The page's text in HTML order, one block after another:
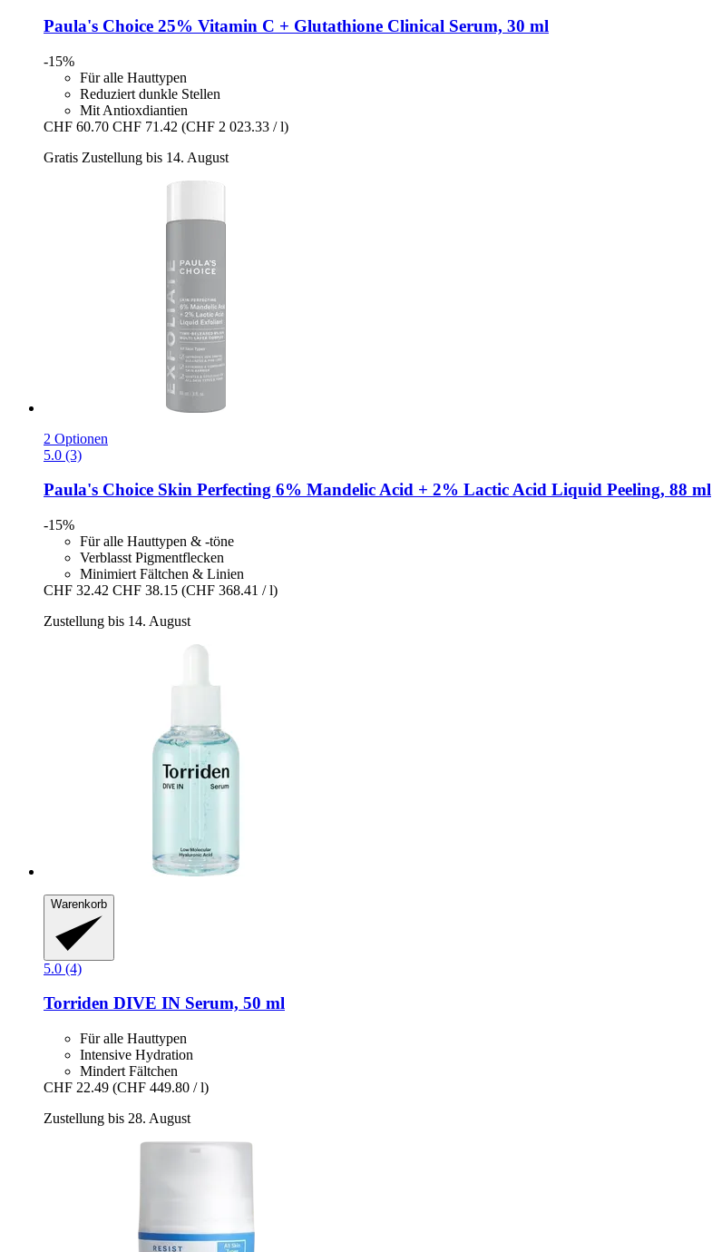
Paula's Choice 25% Vitamin C + Glutathione Clinical Serum, 30 ml
-15%
Für alle Hauttypen
Reduziert dunkle Stellen
Mit Antioxdiantien
CHF 60.70 CHF 71.42 (CHF 2 023.33 / l)
Gratis Zustellung bis 14. August
2 Optionen
5.0 (3)
Paula's Choice Skin Perfecting 6% Mandelic Acid + 2% Lactic Acid Liquid Peeling, 88 ml
-15%
Für alle Hauttypen & -töne
Verblasst Pigmentflecken
Minimiert Fältchen & Linien
CHF 32.42 CHF 38.15 (CHF 368.41 / l)
Zustellung bis 14. August
Warenkorb
5.0 (4)
Torriden DIVE IN Serum, 50 ml
Für alle Hauttypen
Intensive Hydration
Mindert Fältchen
CHF 22.49 (CHF 449.80 / l)
Zustellung bis 28. August